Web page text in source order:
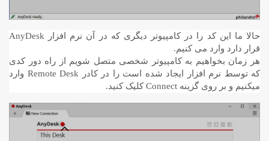
حالا ما این کد را در کامپیوتر دیگری که در آن نرم افزار AnyDesk
قرار دارد وارد می کنیم.
هر زمان بخواهیم به کامپیوتر شخصی متصل شویم از راه دور کدی
که توسط نرم افزار ایجاد شده است را در کادر Remote Desk وارد
میکنیم و بر روی گزینه Connect کلیک کنید.